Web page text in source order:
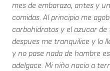
mes de embarazo, antes y
comidas. Al principio me
carbohidratos y el azucar
despues me tranquilice y lo
y no pase nada de hambre
adelgace. Mi niño nacio a